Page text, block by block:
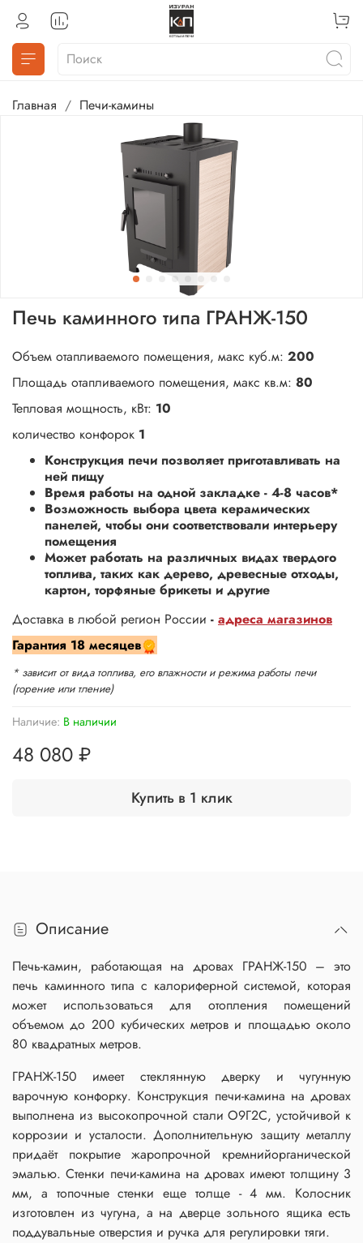
Главная Печи-камины
Наличие: В наличии
Печь каминного типа ГРАНЖ-150
48 080 ₽
Купить в 1 клик
Объем отапливаемого помещения, макс куб.м: 200
Площадь отапливаемого помещения, макс кв.м: 80
Тепловая мощность, кВт: 10
количество конфорок 1
Конструкция печи позволяет приготавливать на
ней пищу
Время работы на одной закладке - 4-8 часов*
Возможность выбора цвета керамических
панелей, чтобы они соответствовали интерьеру
помещения
Может работать на различных видах твердого
топлива, таких как дерево, древесные отходы,
картон, торфяные брикеты и другие
Доставка в любой регион России - адреса магазинов
Гарантия 18 месяцев
* зависит от вида топлива, его влажности и режима работы печи
(горение или тление)
Описание
Печь-камин, работающая на дровах ГРАНЖ-150 – это
печь каминного типа с калориферной системой, которая
может использоваться для отопления помещений
объемом до 200 кубических метров и площадью около
80 квадратных метров.
ГРАНЖ-150 имеет стеклянную дверку и чугунную
варочную конфорку. Конструкция печи-камина на дровах
выполнена из высокопрочной стали О9Г2С, устойчивой к
коррозии и усталости. Дополнительную защиту металлу
придаёт покрытие жаропрочной кремнийорганической
эмалью. Стенки печи-камина на дровах имеют толщину 3
мм, а топочные стенки еще толще - 4 мм. Колосник
изготовлен из чугуна, а на дверце зольного ящика есть
поддувальные отверстия и ручка для регулировки тяги.